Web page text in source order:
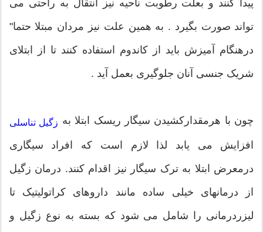
پیدا کنند و بعلت رطوبت ناحیه نیز انتقال به راحتی می
تواند صورت بگیرد . به همین علت نیز مردان مبتلا حتما"
درهنگام آمیزش باید از کاندوم استفاده کنند تا از ابتلای
شریک جنسی آنان جلوگیری بعمل آید .
چون با هرمقدارکشیدن سیگار ریسک ابتلا به زگیل تناسلی
افزایش می یابد لذا لازم است که افراد سیگاری
درمعرض ابتلا به ترک سیگار نیز اقدام کنند. درمان زگیل
از درمانهای خیلی ساده مانند داروهای کراتولیتیک تا
لیزردرمانی را شامل می شود که بسته به نوع زگیل و